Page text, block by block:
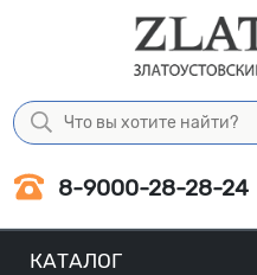
8-9000-28-28-24
КАТАЛОГ